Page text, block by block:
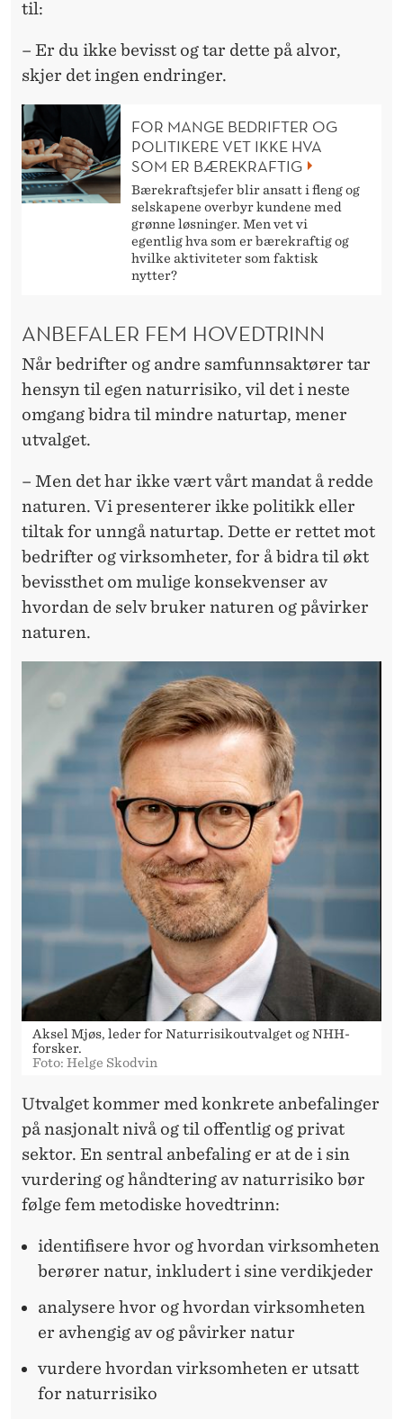
til:
– Er du ikke bevisst og tar dette på alvor,
skjer det ingen endringer.
FOR MANGE BEDRIFTER OG
POLITIKERE VET IKKE HVA
SOM ER BÆREKRAFTIG
Bærekraftsjefer blir ansatt i fleng og
selskapene overbyr kundene med
grønne løsninger. Men vet vi
egentlig hva som er bærekraftig og
hvilke aktiviteter som faktisk
nytter?
ANBEFALER FEM HOVEDTRINN
Når bedrifter og andre samfunnsaktører tar
hensyn til egen naturrisiko, vil det i neste
omgang bidra til mindre naturtap, mener
utvalget.
– Men det har ikke vært vårt mandat å redde
naturen. Vi presenterer ikke politikk eller
tiltak for unngå naturtap. Dette er rettet mot
bedrifter og virksomheter, for å bidra til økt
bevissthet om mulige konsekvenser av
hvordan de selv bruker naturen og påvirker
naturen.
Aksel Mjøs, leder for Naturrisikoutvalget og NHH-
forsker.
Foto: Helge Skodvin
Utvalget kommer med konkrete anbefalinger
på nasjonalt nivå og til offentlig og privat
sektor. En sentral anbefaling er at de i sin
vurdering og håndtering av naturrisiko bør
følge fem metodiske hovedtrinn:
identifisere hvor og hvordan virksomheten
berører natur, inkludert i sine verdikjeder
analysere hvor og hvordan virksomheten
er avhengig av og påvirker natur
vurdere hvordan virksomheten er utsatt
for naturrisiko